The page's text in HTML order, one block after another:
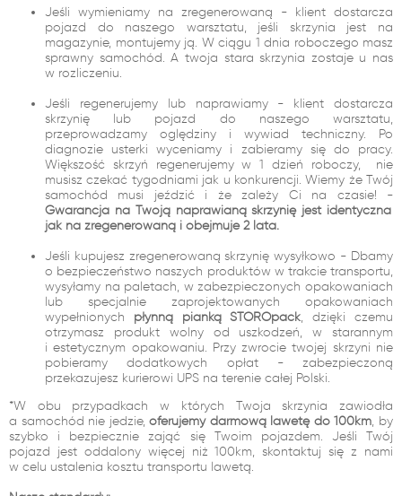
Jeśli wymieniamy na zregenerowaną - klient dostarcza
pojazd do naszego warsztatu, jeśli skrzynia jest na
magazynie, montujemy ją. W ciągu 1 dnia roboczego masz
sprawny samochód. A twoja stara skrzynia zostaje u nas
w rozliczeniu.
Jeśli regenerujemy lub naprawiamy - klient dostarcza
skrzynię lub pojazd do naszego warsztatu,
przeprowadzamy oględziny i wywiad techniczny. Po
diagnozie usterki wyceniamy i zabieramy się do pracy.
Większość skrzyń regenerujemy w 1 dzień roboczy, nie
musisz czekać tygodniami jak u konkurencji. Wiemy że Twój
samochód musi jeździć i że zależy Ci na czasie! -
Gwarancja na Twoją naprawianą skrzynię jest identyczna
jak na zregenerowaną i obejmuje 2 lata.
Jeśli kupujesz zregenerowaną skrzynię wysyłkowo - Dbamy
o bezpieczeństwo naszych produktów w trakcie transportu,
wysyłamy na paletach, w zabezpieczonych opakowaniach
lub specjalnie zaprojektowanych opakowaniach
wypełnionych płynną pianką STOROpack, dzięki czemu
otrzymasz produkt wolny od uszkodzeń, w starannym
i estetycznym opakowaniu. Przy zwrocie twojej skrzyni nie
pobieramy dodatkowych opłat - zabezpieczoną
przekazujesz kurierowi UPS na terenie całej Polski.
*W obu przypadkach w których Twoja skrzynia zawiodła
a samochód nie jedzie,oferujemy darmową lawetę do 100km, by
szybko i bezpiecznie zająć się Twoim pojazdem. Jeśli Twój
pojazd jest oddalony więcej niż 100km, skontaktuj się z nami
w celu ustalenia kosztu transportu lawetą.